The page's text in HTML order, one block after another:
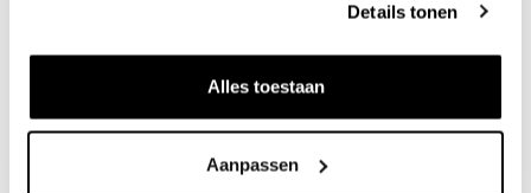
Details tonen
Alles toestaan
Aanpassen
Planning
Het plan voor Put Kraaijenvanger is een eerste ontwerp. We
onderzoeken eerst of het ontwerp rivierkundig haalbaar is
en past binnen de geldende kaders. Daarna volgt een